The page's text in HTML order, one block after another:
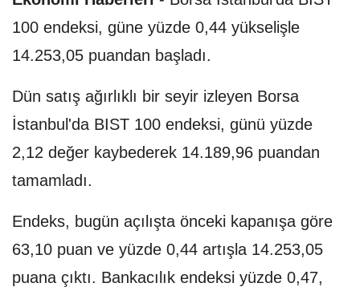
100 endeksi, güne yüzde 0,44 yükselişle
14.253,05 puandan başladı.
Dün satış ağırlıklı bir seyir izleyen Borsa
İstanbul'da BIST 100 endeksi, günü yüzde
2,12 değer kaybederek 14.189,96 puandan
tamamladı.
Endeks, bugün açılışta önceki kapanışa göre
63,10 puan ve yüzde 0,44 artışla 14.253,05
puana çıktı. Bankacılık endeksi yüzde 0,47,